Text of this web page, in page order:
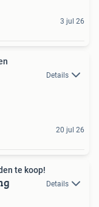
3 jul 26
Details
20 jul 26
te koop!
Details